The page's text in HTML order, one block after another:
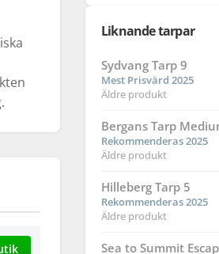
Liknande tarpar
Sydvang Tarp 9
Mest Prisvärd 2025
Äldre produkt
Bergans Tarp
Rekommenderas 2025
Äldre produkt
Hilleberg Tarp 5
Rekommenderas 2025
Äldre produkt
Sea to Summit